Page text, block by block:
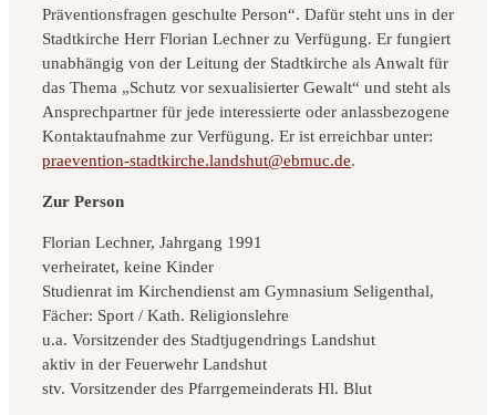
Präventionsfragen geschulte Person“. Dafür steht uns in der
Stadtkirche Herr Florian Lechner zu Verfügung. Er fungiert
unabhängig von der Leitung der Stadtkirche als Anwalt für
das Thema „Schutz vor sexualisierter Gewalt“ und steht als
Ansprechpartner für jede interessierte oder anlassbezogene
Kontaktaufnahme zur Verfügung. Er ist erreichbar unter:
praevention-stadtkirche.landshut@ebmuc.de.
Zur Person
Florian Lechner, Jahrgang 1991
verheiratet, keine Kinder
Studienrat im Kirchendienst am Gymnasium Seligenthal,
Fächer: Sport / Kath. Religionslehre
u.a. Vorsitzender des Stadtjugendrings Landshut
aktiv in der Feuerwehr Landshut
stv. Vorsitzender des Pfarrgemeinderats Hl. Blut